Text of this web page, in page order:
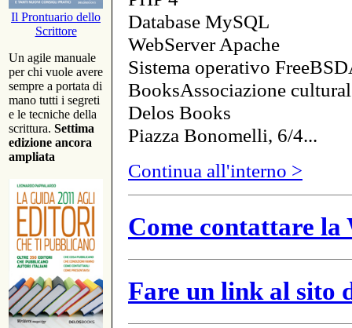
Il Prontuario dello
Scrittore
Un agile manuale
per chi vuole avere
sempre a portata di
mano tutti i segreti
e le tecniche della
scrittura. Settima
edizione ancora
ampliata
Database MySQL
WebServer Apache
Sistema operativo
BooksAssociazione
Delos Books
Piazza Bonomelli, 6/4...
Continua all'interno >
Come contattare
Fare un link al sito